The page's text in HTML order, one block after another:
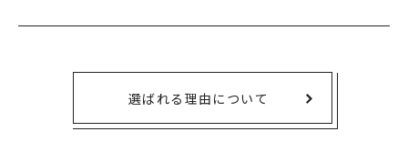
選ばれる理由について